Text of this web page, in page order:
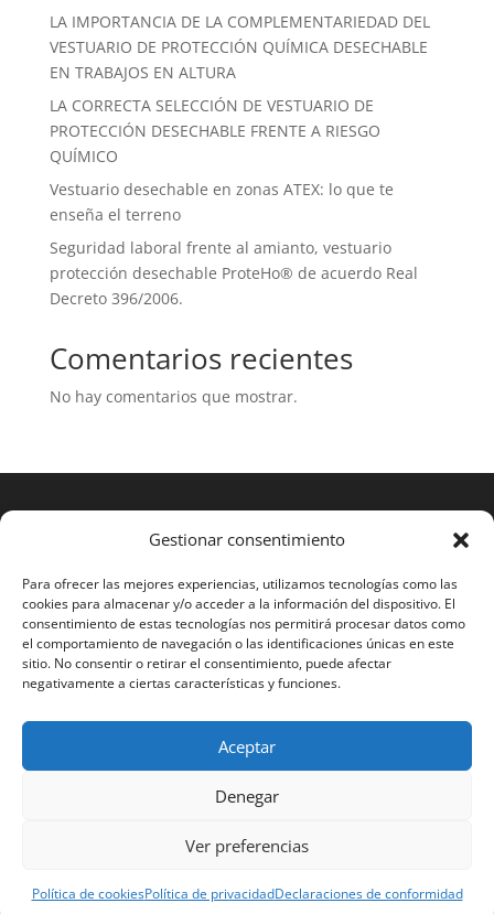
Gestionar consentimiento
Para ofrecer las mejores experiencias, utilizamos tecnologías como las
cookies para almacenar y/o acceder a la información del dispositivo. El
consentimiento de estas tecnologías nos permitirá procesar datos como
el comportamiento de navegación o las identificaciones únicas en este
sitio. No consentir o retirar el consentimiento, puede afectar
negativamente a ciertas características y funciones.
Aceptar
Denegar
Ver preferencias
Política de cookiesPolítica de privacidadDeclaraciones de conformidad
LA IMPORTANCIA DE LA COMPLEMENTARIEDAD DEL
VESTUARIO DE PROTECCIÓN QUÍMICA DESECHABLE
EN TRABAJOS EN ALTURA
LA CORRECTA SELECCIÓN DE VESTUARIO DE
PROTECCIÓN DESECHABLE FRENTE A RIESGO
QUÍMICO
Vestuario desechable en zonas ATEX: lo que te
enseña el terreno
Seguridad laboral frente al amianto, vestuario
protección desechable ProteHo® de acuerdo Real
Decreto 396/2006.
Comentarios recientes
No hay comentarios que mostrar.
English Français